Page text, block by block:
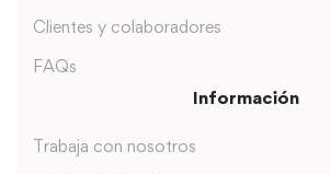
Clientes y colaboradores
FAQs
Información
Trabaja con nosotros